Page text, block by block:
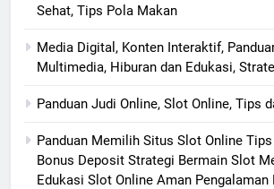
Sehat, Tips Pola Makan
Media Digital, Konten Interaktif,
Multimedia, Hiburan dan Edukasi,
Panduan Judi Online, Slot Online, Tips
Panduan Memilih Situs Slot Online
Bonus Deposit Strategi Bermain Slot
Edukasi Slot Online Aman Pengalaman